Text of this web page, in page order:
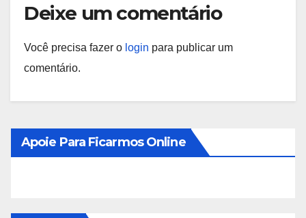
Deixe um comentário
Você precisa fazer o login para publicar um
comentário.
Apoie Para Ficarmos Online